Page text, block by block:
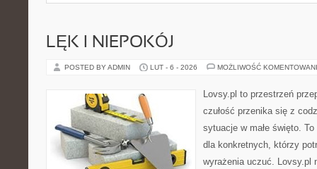
LĘK I NIEPOKÓJ
POSTED BY ADMIN LUT - 6 - 2026 MOŻLIWOŚĆ
Lovsy.pl to przestrzeń
czułość przenika się z
sytuacje w małe święto.
dla konkretnych, którzy
wyrażenia uczuć. Lovsy.pl